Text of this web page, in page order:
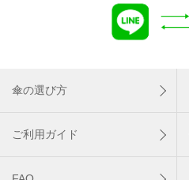
傘の選び方
ご利用ガイド